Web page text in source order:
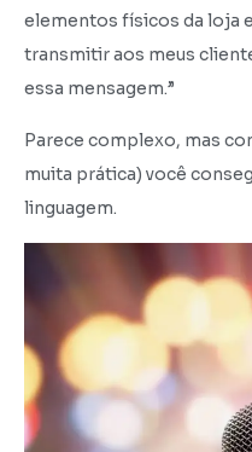
elementos físicos da loja
transmitir aos meus
essa mensagem.”
Parece complexo, mas
muita prática) você
linguagem.